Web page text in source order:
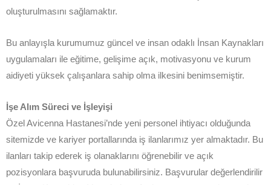
oluşturulmasını sağlamaktır.
Bu anlayışla kurumumuz güncel ve insan odaklı İnsan Kaynakları
uygulamaları ile eğitime, gelişime açık, motivasyonu ve kurum
aidiyeti yüksek çalışanlara sahip olma ilkesini benimsemiştir.
İşe Alım Süreci ve İşleyişi
Özel Avicenna Hastanesi’nde yeni personel ihtiyacı olduğunda
sitemizde ve kariyer portallarında iş ilanlarımız yer almaktadır. Bu
ilanları takip ederek iş olanaklarını öğrenebilir ve açık
pozisyonlara başvuruda bulunabilirsiniz. Başvurular değerlendirilir